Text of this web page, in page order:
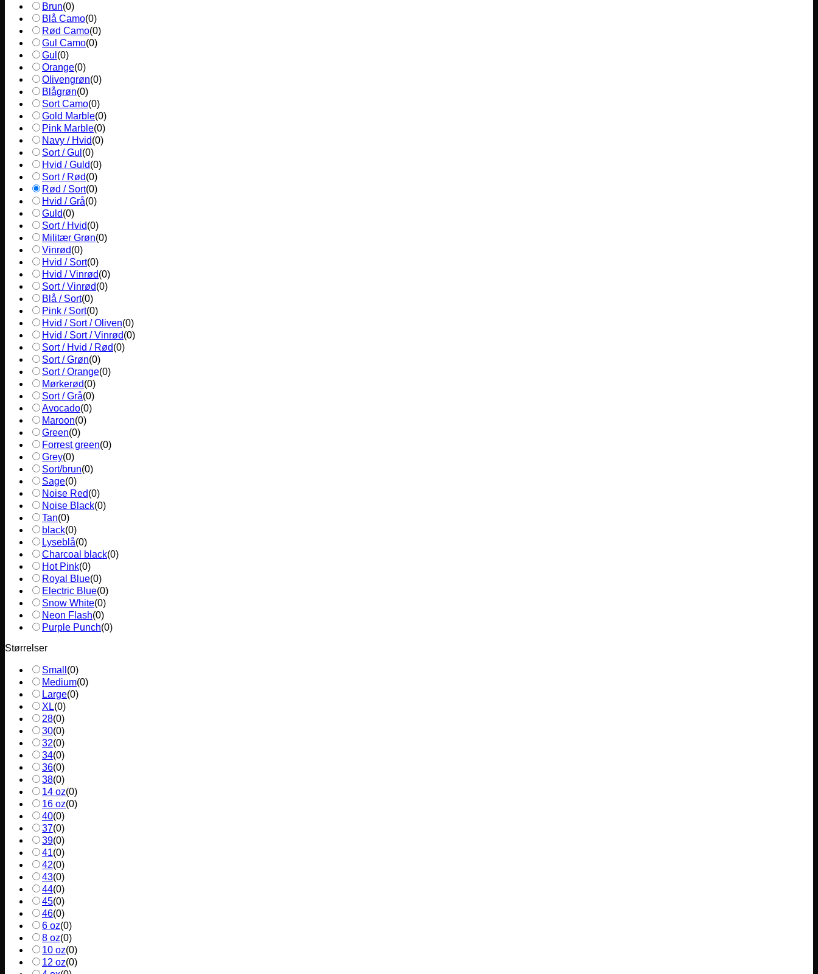
Brun(0)
Blå Camo(0)
Rød Camo(0)
Gul Camo(0)
Gul (0)
Orange(0)
Olivengrøn(0)
Blågrøn(0)
Sort Camo(0)
Gold Marble(0)
Pink Marble(0)
Navy / Hvid(0)
Sort / Gul (0)
Hvid / Guld(0)
Sort / Rød(0)
Rød / Sort(0)
Hvid / Grå(0)
Guld(0)
Sort / Hvid(0)
Militær Grøn(0)
Vinrød(0)
Hvid / Sort(0)
Hvid / Vinrød(0)
Sort / Vinrød(0)
Blå / Sort(0)
Pink / Sort(0)
Hvid / Sort / Oliven(0)
Hvid / Sort / Vinrød(0)
Sort / Hvid / Rød(0)
Sort / Grøn(0)
Sort / Orange(0)
Mørkerød(0)
Sort / Grå(0)
Avocado(0)
Maroon(0)
Green(0)
Forrest green(0)
Grey(0)
Sort/brun(0)
Sage(0)
Noise Red(0)
Noise Black(0)
Tan(0)
black(0)
Lyseblå(0)
Charcoal black(0)
Hot Pink(0)
Royal Blue(0)
Electric Blue(0)
Snow White(0)
Neon Flash(0)
Purple Punch(0)
Størrelser
Small (0)
Medium(0)
Large(0)
XL(0)
28(0)
30(0)
32(0)
34(0)
36(0)
38(0)
14 oz(0)
16 oz(0)
40(0)
37(0)
39(0)
41(0)
42(0)
43(0)
44(0)
45(0)
46(0)
6 oz(0)
8 oz(0)
10 oz(0)
12 oz(0)